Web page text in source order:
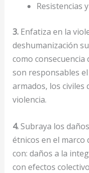
Resistencias
3. Enfatiza en la
deshumanización
como consecuencia
son responsables
armados, los civiles
violencia.
4.Subraya los
étnicos en el marco
con: daños a la
con efectos